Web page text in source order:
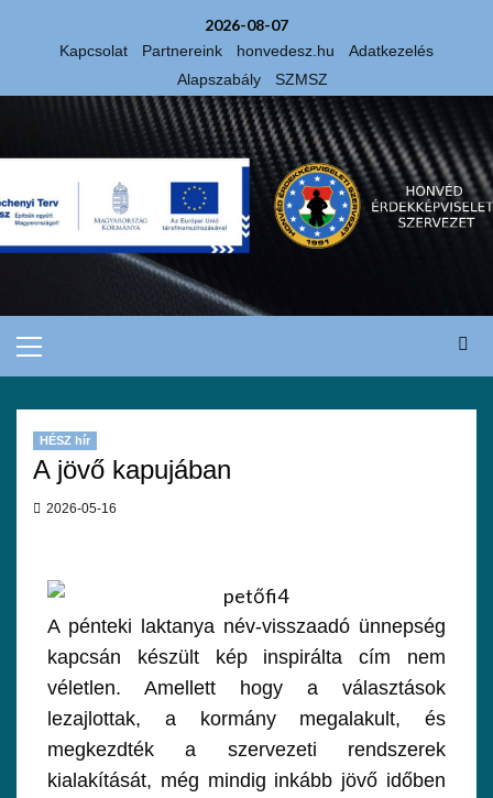
2026-08-07
Kapcsolat Partnereink honvedesz.hu
Adatkezelés
Alapszabály
SZMSZ
HÉSZ hír
A jövő kapujában
2026-05-16
A pénteki laktanya név-visszaadó ünnepség
kapcsán készült kép inspirálta cím nem
véletlen. Amellett hogy a választások
lezajlottak, a kormány megalakult, és
megkezdték a szervezeti rendszerek
kialakítását, még mindig inkább jövő időben